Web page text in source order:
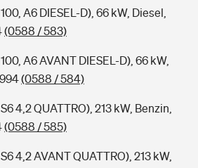
A6 DIESEL-D), 66 kW, Diesel,
(0588 / 583)
A6 AVANT DIESEL-D), 66 kW,
(0588 / 584)
4,2 QUATTRO), 213 kW, Benzin,
(0588 / 585)
4,2 AVANT QUATTRO), 213 kW,